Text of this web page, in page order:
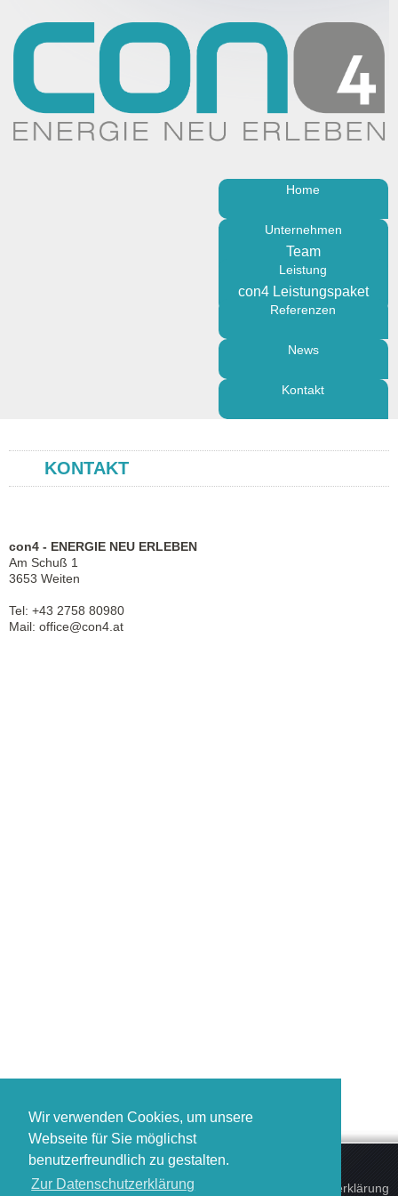
Wir verwenden Cookies, um unsere
Webseite für Sie möglichst
benutzerfreundlich zu gestalten.
Zur Datenschutzerklärung
Home
Unternehmen
Team
Über uns
Philosophie
Leistung
con4 Leistungspaket
Referenzen
News
Kontakt
KONTAKT
con4 - ENERGIE NEU ERLEBEN
Am Schuß 1
3653 Weiten
Tel: +43 2758 80980
Mail: office@con4.at
Datenschutzerklärung